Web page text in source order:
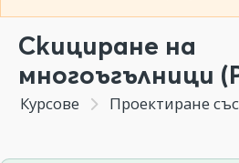
Скициране на
многоъгълници
Курсове Проектиране